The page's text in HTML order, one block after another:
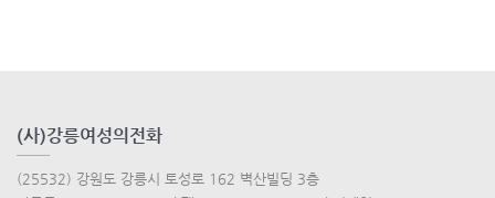
(사)강릉여성의전화
(25532) 강원도 강릉시 토성로 162 벽산빌딩 3층